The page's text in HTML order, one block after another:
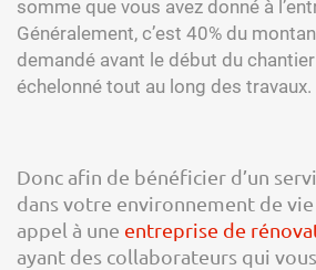
somme que vous avez donné à
Généralement, c’est 40% du
demandé avant le début du
échelonné tout au long des travaux.
Donc afin de bénéficier d’un
dans votre environnement de
appel à une entreprise de
ayant des collaborateurs qui